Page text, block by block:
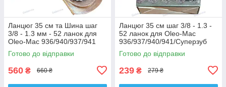
Ланцюг 35 см та Шина шаг
3/8 - 1.3 мм - 52 ланок для
Oleo-Mac 936/940/937/941
Winzor Hard
Готово до відправки
560 ₴ 660 ₴
Ланцюг 35 см шаг 3/8 - 1.3 -
52 ланок для Oleo-Mac
936/937/940/941/Суперзуб
Treszer
Готово до відправки
239 ₴ 279 ₴